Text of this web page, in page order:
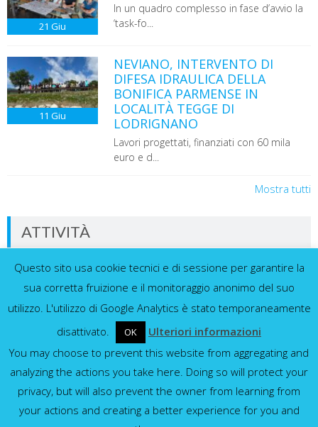
21 Giu
In un quadro complesso in fase d’avvio la
‘task-fo...
11 Giu
NEVIANO, INTERVENTO DI
DIFESA IDRAULICA DELLA
BONIFICA PARMENSE IN
LOCALITÀ TEGGE DI
LODRIGNANO
Lavori progettati, finanziati con 60 mila
euro e d...
Mostra tutti
ATTIVITÀ
Dati in tempo reale dalla nostra rete di
sensori
Idrometri e pluviometri
Mostra tutti
Questo sito usa cookie tecnici e di sessione per garantire la
sua corretta fruizione e il monitoraggio anonimo del suo
utilizzo. L'utilizzo di Google Analytics è stato temporaneamente
disattivato.
OK
Ulteriori informazioni
You may choose to prevent this website from aggregating and
analyzing the actions you take here. Doing so will protect your
privacy, but will also prevent the owner from learning from
your actions and creating a better experience for you and